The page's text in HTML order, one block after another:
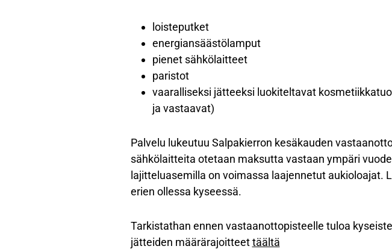
loisteputket
energiansäästölamput
pienet sähkölaitteet
paristot
vaaralliseksi jätteeksi luokiteltavat
ja vastaavat)
Palvelu lukeutuu Salpakierron kesäkauden
sähkölaitteita otetaan maksutta vastaan ympäri
lajitteluasemilla on voimassa laajennetut
erien ollessa kyseessä.
Tarkistathan ennen vastaanottopisteelle tuloa
jätteiden määrärajoitteettäältä